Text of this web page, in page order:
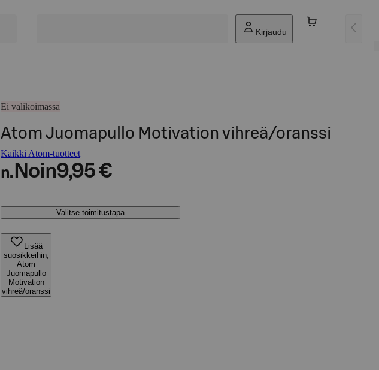
Kirjaudu
Ei valikoimassa
Atom Juomapullo Motivation vihreä/oranssi
Kaikki Atom-tuotteet
n. Noin9,95 €
Valitse toimitustapa
Lisää
suosikkeihin,
Atom
Juomapullo
Motivation
vihreä/oranssi